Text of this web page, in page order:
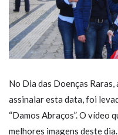
No Dia das Doenças Raras,
assinalar esta data, foi
“Damos Abraços”. O vídeo
melhores imagens deste